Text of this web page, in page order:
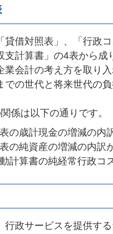
貸借対照表」、「行政
支計算書」の4表から成
業会計の考え方を取り
での世代と将来世代の
係は以下の通りです。
の歳計現金の増減の内
の純資産の増減の内訳
計算書の純経常行政コ
行政サービスを提供す